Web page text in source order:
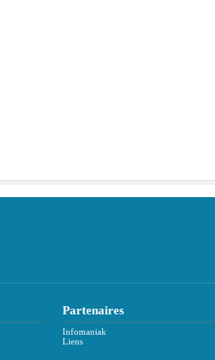
Partenaires
Infomaniak
Liens